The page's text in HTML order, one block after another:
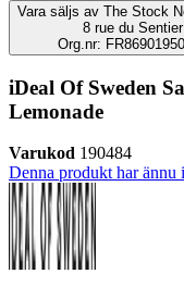
Vara säljs av The Stock
8 rue du Sentier
Org.nr:
iDeal Of Sweden
Lemonade
Varukod 190484
Denna produkt har ännu